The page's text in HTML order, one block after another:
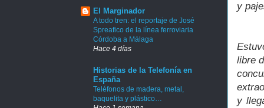
y
libre
y
El Marginador
A todo tren: el reportaje de José
Spreafico de la línea ferroviaria
Córdoba a Málaga
Hace 4 días
Historias de la Telefonía en
España
Teléfonos de madera, metal,
baquelita y plástico…